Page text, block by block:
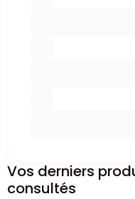
Vos derniers
consultés